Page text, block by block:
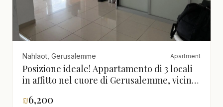
Nahlaot, Gerusalemme Apartment
Posizione ideale! Appartamento di 3 locali
in affitto nel cuore di Gerusalemme, vicino
₪6,200